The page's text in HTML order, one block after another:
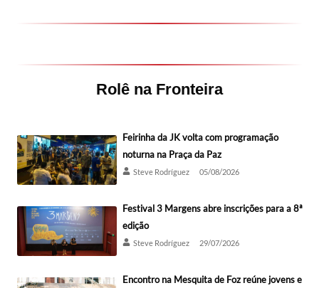
Rolê na Fronteira
Feirinha da JK volta com programação
noturna na Praça da Paz
Steve Rodríguez 05/08/2026
Festival 3 Margens abre inscrições para a 8ª
edição
Steve Rodríguez 29/07/2026
Encontro na Mesquita de Foz reúne jovens e